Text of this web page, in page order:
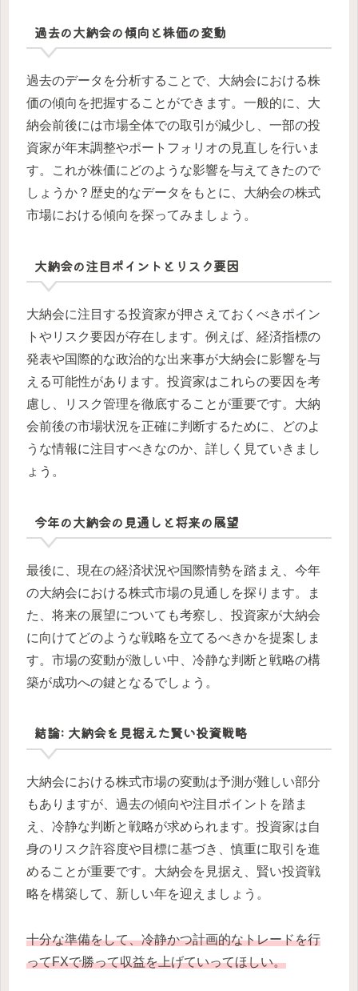
過去の大納会の傾向と株価の変動
過去のデータを分析することで、大納会における株
価の傾向を把握することができます。一般的に、大
納会前後には市場全体での取引が減少し、一部の投
資家が年末調整やポートフォリオの見直しを行いま
す。これが株価にどのような影響を与えてきたので
しょうか？歴史的なデータをもとに、大納会の株式
市場における傾向を探ってみましょう。
大納会の注目ポイントとリスク要因
大納会に注目する投資家が押さえておくべきポイン
トやリスク要因が存在します。例えば、経済指標の
発表や国際的な政治的な出来事が大納会に影響を与
える可能性があります。投資家はこれらの要因を考
慮し、リスク管理を徹底することが重要です。大納
会前後の市場状況を正確に判断するために、どのよ
うな情報に注目すべきなのか、詳しく見ていきまし
ょう。
今年の大納会の見通しと将来の展望
最後に、現在の経済状況や国際情勢を踏まえ、今年
の大納会における株式市場の見通しを探ります。ま
た、将来の展望についても考察し、投資家が大納会
に向けてどのような戦略を立てるべきかを提案しま
す。市場の変動が激しい中、冷静な判断と戦略の構
築が成功への鍵となるでしょう。
結論: 大納会を見据えた賢い投資戦略
大納会における株式市場の変動は予測が難しい部分
もありますが、過去の傾向や注目ポイントを踏ま
え、冷静な判断と戦略が求められます。投資家は自
身のリスク許容度や目標に基づき、慎重に取引を進
めることが重要です。大納会を見据え、賢い投資戦
略を構築して、新しい年を迎えましょう。
十分な準備をして、冷静かつ計画的なトレードを行
ってFXで勝って収益を上げていってほしい。